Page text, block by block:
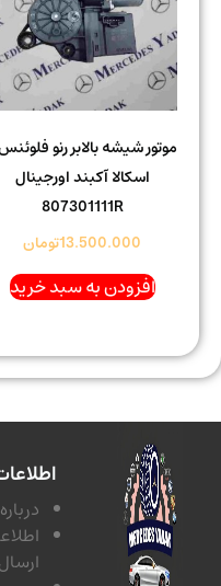
موتور شیشه بالابر رنو فلوئنس /
اسکالا آکبند اورجینال
807301111R
13.500.000تومان
افزودن به سبد خرید
اطلاعات
درباره ما
اطلاعات
ارسال